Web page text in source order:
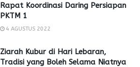
Rapat Koordinasi Daring Persiapan
PKTM 1
4 AGUSTUS 2022
Ziarah Kubur di Hari Lebaran,
Tradisi yang Boleh Selama Niatnya